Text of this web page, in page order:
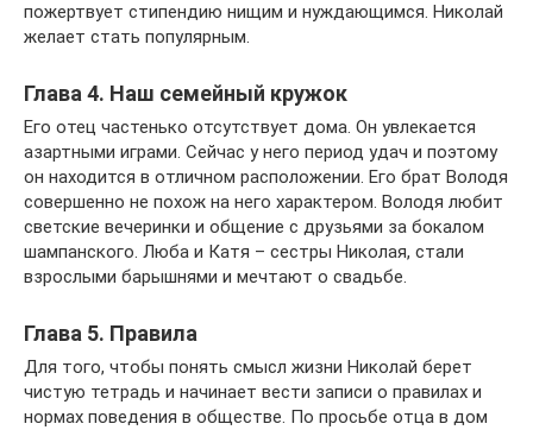
пожертвует стипендию нищим и нуждающимся. Николай
желает стать популярным.
Глава 4. Наш семейный кружок
Его отец частенько отсутствует дома. Он увлекается
азартными играми. Сейчас у него период удач и поэтому
он находится в отличном расположении. Его брат Володя
совершенно не похож на него характером. Володя любит
светские вечеринки и общение с друзьями за бокалом
шампанского. Люба и Катя – сестры Николая, стали
взрослыми барышнями и мечтают о свадьбе.
Глава 5. Правила
Для того, чтобы понять смысл жизни Николай берет
чистую тетрадь и начинает вести записи о правилах и
нормах поведения в обществе. По просьбе отца в дом